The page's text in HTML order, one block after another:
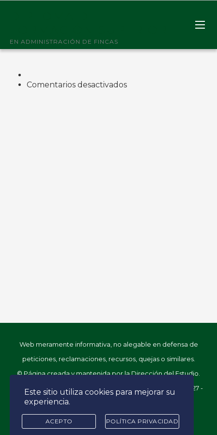
EN ADMINISTRACIÓN DE FINCAS
Comentarios desactivadosen
Web meramente informativa, no alegable en defensa de
peticiones, reclamaciones, recursos, quejas o similares.
© Página creada y mantenida por la Dirección del Estudio.
Facultad de Derecho. Universidad de Alcalá. C/ Libreros, 27 -
28801 Alcalá de Henares (Madrid)
Este sitio utiliza cookies para mejorar su
experiencia.
ACEPTO POLÍTICA PRIVACIDAD